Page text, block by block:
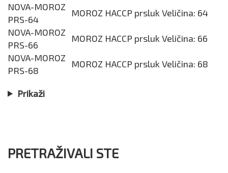
NOVA-MOROZ
PRS-64
MOROZ HACCP prsluk Veličina: 64
NOVA-MOROZ
PRS-66
MOROZ HACCP prsluk Veličina: 66
NOVA-MOROZ
PRS-68
MOROZ HACCP prsluk Veličina: 68
Prikaži
PRETRAŽIVALI STE